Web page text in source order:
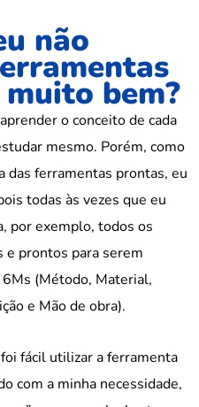
não
bem?
o conceito de cada
mesmo. Porém, como
das ferramentas prontas, eu
todas às vezes que eu
por exemplo, todos os
e prontos para serem
(Método, Material,
e Mão de obra).
fácil utilizar a ferramenta
com a minha necessidade,